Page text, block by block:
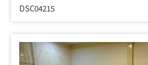
DSC04215